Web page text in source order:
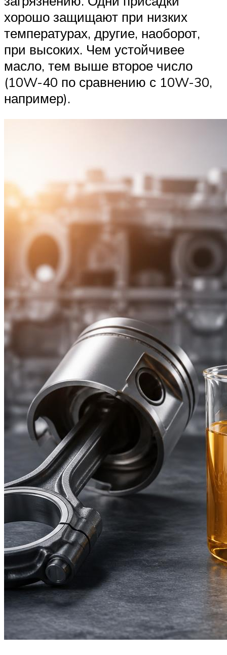
хорошо защищают при низких
температурах, другие, наоборот,
при высоких. Чем устойчивее
масло, тем выше второе число
(10W-40 по сравнению с 10W-30,
например).